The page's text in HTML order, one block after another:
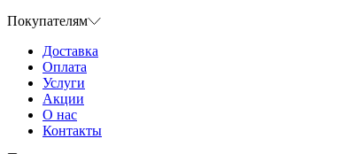
Покупателям
Доставка
Оплата
Услуги
Акции
О нас
Контакты